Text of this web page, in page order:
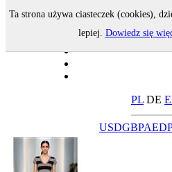
PL DE
USDGBPAED
Ta strona używa ciasteczek (cookies),
lepiej. Dowiedz się